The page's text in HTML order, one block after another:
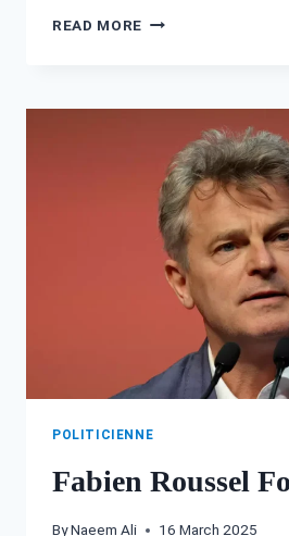
READ MORE JOE
POLITICIENNE
Fabien Roussel
ByNaeem Ali 16 March 2025